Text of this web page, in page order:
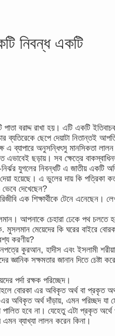
নিবন্ধ একটি
বরাদ্দ রাখা হয়। এটি একটি
ব্যতিরেকে ছেপে দেয়াটা নিতান্তই
এ ব্যাপারে অনুসন্ধিৎসু মানসিকতা
এভাবেই ছড়ায়। সব ক্ষেত্রে
যুগলের নিবন্ধটি এ জাতীয় একটি
হয়েছে। এ ভুলের দায় কি পত্রিকা
দেখেছেন?
এক শিক্ষার্থীকে টেনে এনেছেন।
আপনাকে চেহারা ঢেকে পথ চলতে
মেয়েদের কি ঘরের বাইরে
করণীয়?
কুরআন, হাদীস এবং ইসলামী
সক্ষমতার জানান দিতে চেষ্টা
পর্দা রক্ষক পরিচ্ছেদ।
বোরকা এর অবিকৃত অর্থ বা প্রকৃত
অবিকৃত অর্থ দাঁড়ায়, এমন পরিচ্ছদ যা
হবে না। যেহেতু এটা প্রকৃত অর্থে
এমন ব্যাখ্যা লালন করেন কিনা।